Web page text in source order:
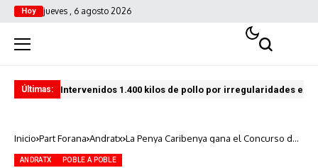
Hoy jueves , 6 agosto 2026
Últimas: Intervenidos 1.400 kilos de pollo por irregularidades en
Inicio Part Forana Andratx La Penya Caribenya gana el Concurso de
ANDRATX POBLE A POBLE